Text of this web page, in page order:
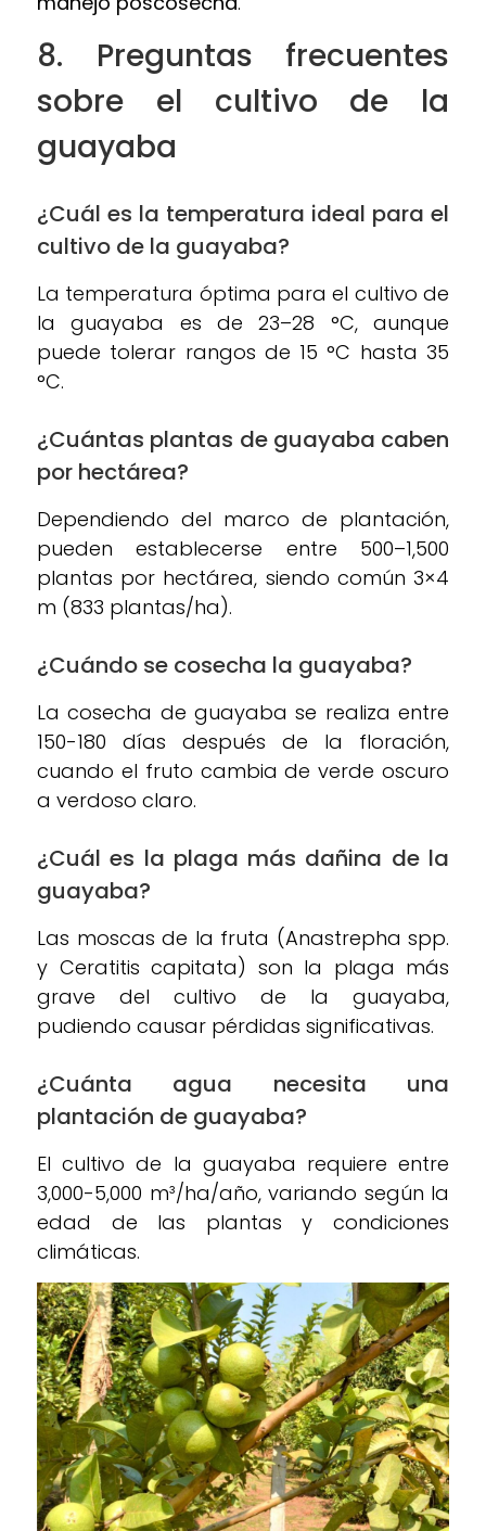
8. Preguntas frecuentes
sobre el cultivo de la
guayaba
¿Cuál es la temperatura ideal para el
cultivo de la guayaba?
La temperatura óptima para el cultivo de
la guayaba es de 23–28 °C, aunque
puede tolerar rangos de 15 °C hasta 35
°C.
¿Cuántas plantas de guayaba caben
por hectárea?
Dependiendo del marco de plantación,
pueden establecerse entre 500–1,500
plantas por hectárea, siendo común 3×4
m (833 plantas/ha).
¿Cuándo se cosecha la guayaba?
La cosecha de guayaba se realiza entre
150-180 días después de la floración,
cuando el fruto cambia de verde oscuro
a verdoso claro.
¿Cuál es la plaga más dañina de la
guayaba?
Las moscas de la fruta (Anastrepha spp.
y Ceratitis capitata) son la plaga más
grave del cultivo de la guayaba,
pudiendo causar pérdidas significativas.
¿Cuánta agua necesita una
plantación de guayaba?
El cultivo de la guayaba requiere entre
3,000-5,000 m³/ha/año, variando según la
edad de las plantas y condiciones
climáticas.